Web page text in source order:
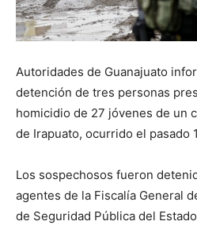
Autoridades de Guanajuato
detención de tres personas
homicidio de 27 jóvenes de un
de Irapuato, ocurrido el pasado
Los sospechosos fueron
agentes de la Fiscalía General
de Seguridad Pública del